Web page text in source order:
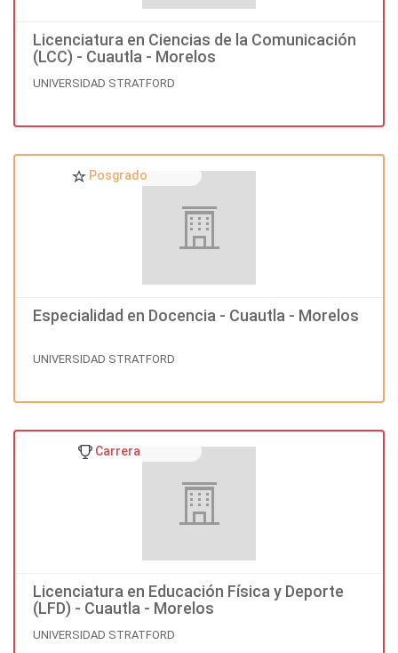
Licenciatura en Ciencias de la Comunicación
(LCC) - Cuautla - Morelos
UNIVERSIDAD STRATFORD
Especialidad en Docencia - Cuautla - Morelos
UNIVERSIDAD STRATFORD
Posgrado
Licenciatura en Educación Física y Deporte
(LFD) - Cuautla - Morelos
UNIVERSIDAD STRATFORD
Carrera